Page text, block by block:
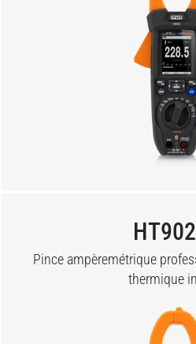
Pince ampèremétrique
thermique